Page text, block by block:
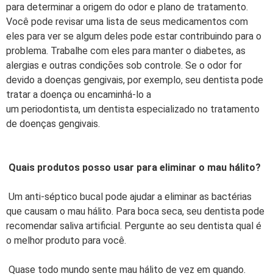
para determinar a origem do odor e plano de tratamento.
Você pode revisar uma lista de seus medicamentos com
eles para ver se algum deles pode estar contribuindo para o
problema. Trabalhe com eles para manter o diabetes, as
alergias e outras condições sob controle. Se o odor for
devido a doenças gengivais, por exemplo, seu dentista pode
tratar a doença ou encaminhá-lo a
um periodontista, um dentista especializado no tratamento
de doenças gengivais.
Quais produtos posso usar para eliminar o mau hálito?
Um anti-séptico bucal pode ajudar a eliminar as bactérias
que causam o mau hálito. Para boca seca, seu dentista pode
recomendar saliva artificial. Pergunte ao seu dentista qual é
o melhor produto para você.
Quase todo mundo sente mau hálito de vez em quando.